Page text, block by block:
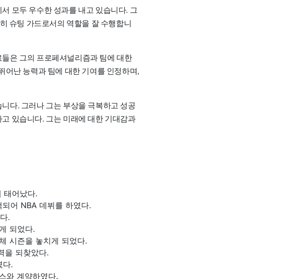
모두 우수한 성과를 내고 있습니다. 그
슈팅 가드로서의 역할을 잘 수행합니
은 그의 프로페셔널리즘과 팀에 대한
어난 능력과 팀에 대한 기여를 인정하며,
다. 그러나 그는 부상을 극복하고 성공
있습니다. 그는 미래에 대한 기대감과
태어났다.
어 NBA 데뷔를 하였다.
.
되었다.
시즌을 놓치게 되었다.
을 되찾았다.
다.
와 계약하였다.